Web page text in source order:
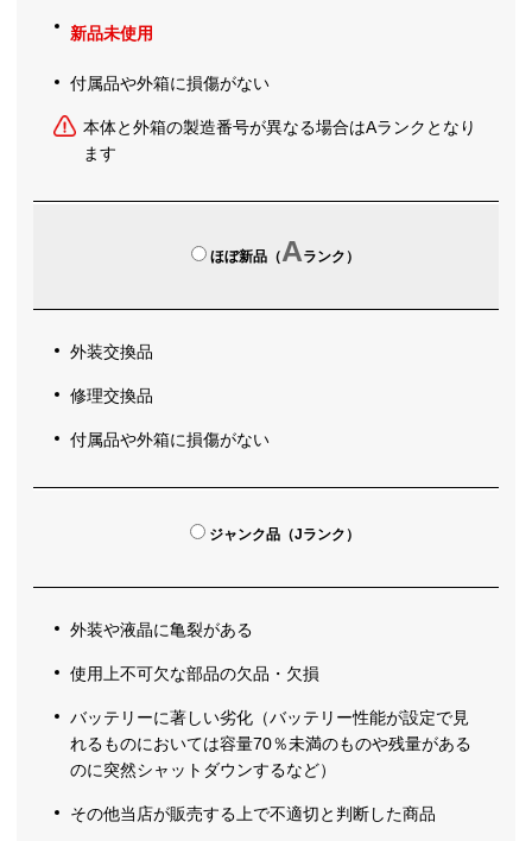
新品未使用
付属品や外箱に損傷がない
本体と外箱の製造番号が異なる場合はAランクとなり
ます
ほぼ新品（Aランク）
外装交換品
修理交換品
付属品や外箱に損傷がない
ジャンク品（Jランク）
外装や液晶に亀裂がある
使用上不可欠な部品の欠品・欠損
バッテリーに著しい劣化（バッテリー性能が設定で見
れるものにおいては容量70％未満のものや残量がある
のに突然シャットダウンするなど）
その他当店が販売する上で不適切と判断した商品